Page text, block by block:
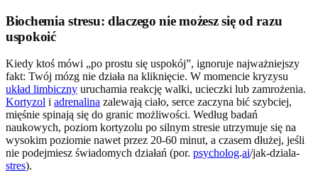
Biochemia stresu: dlaczego nie możesz się od razu
uspokoić
Kiedy ktoś mówi „po prostu się uspokój”, ignoruje najważniejszy
fakt: Twój mózg nie działa na kliknięcie. W momencie kryzysu
układ limbiczny uruchamia reakcję walki, ucieczki lub zamrożenia.
Kortyzol i adrenalina zalewają ciało, serce zaczyna bić szybciej,
mięśnie spinają się do granic możliwości. Według badań
naukowych, poziom kortyzolu po silnym stresie utrzymuje się na
wysokim poziomie nawet przez 20-60 minut, a czasem dłużej, jeśli
nie podejmiesz świadomych działań (por. psycholog.ai/jak-dziala-
stres).